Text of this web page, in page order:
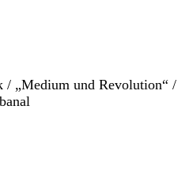
„Medium und Revolution“ /